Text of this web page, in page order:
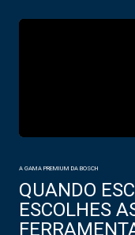
A GAMA PREMIUM DA BOSCH
QUANDO
ESCOLHES